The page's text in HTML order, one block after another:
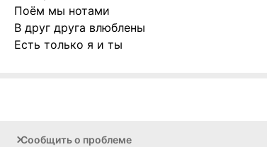
Поём мы нотами
В друг друга влюблены
Есть только я и ты
Сообщить о проблеме